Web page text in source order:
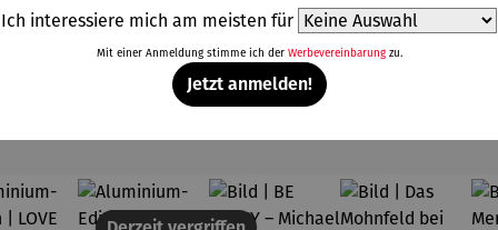
Topseller aus der Kategorie Kunst
Ich interessiere mich am meisten für
Mit einer Anmeldung stimme ich der Werbevereinbarungzu.
Jetzt anmelden!